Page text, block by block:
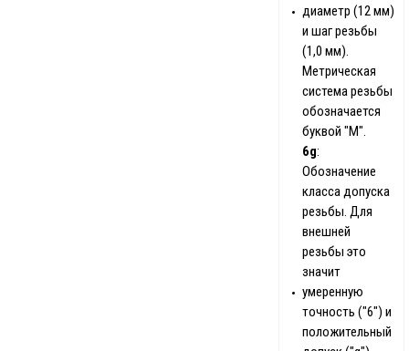
диаметр (12 мм)
и шаг резьбы
(1,0 мм).
Метрическая
система резьбы
обозначается
буквой "М".
6g:
Обозначение
класса допуска
резьбы. Для
внешней
резьбы это
значит
умеренную
точность ("6") и
положительный